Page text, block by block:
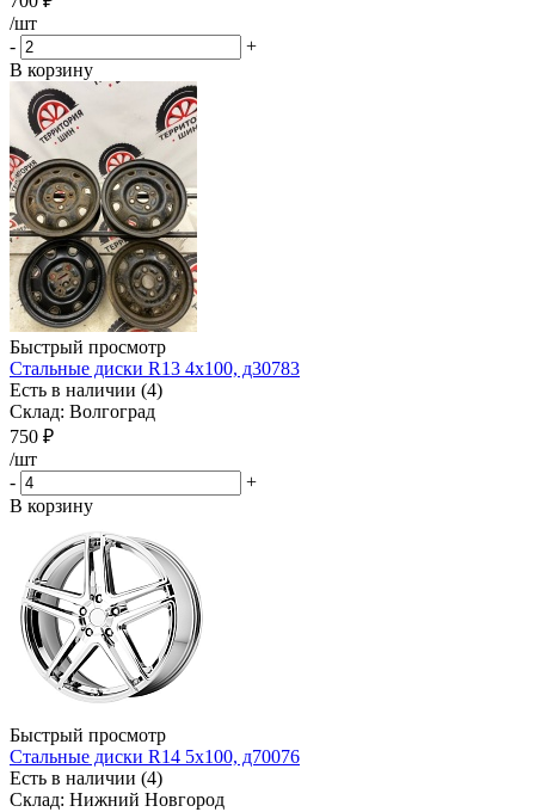
/шт
-
+
В корзину
Быстрый просмотр
Стальные диски R13 4x100, д30783
Есть в наличии (4)
Склад: Волгоград
750 ₽
/шт
-
+
В корзину
Быстрый просмотр
Стальные диски R14 5x100, д70076
Есть в наличии (4)
Склад: Нижний Новгород